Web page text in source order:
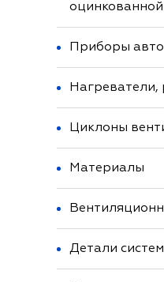
оцинкованной
Приборы
Нагреватели,
Циклоны
Материалы
Детали